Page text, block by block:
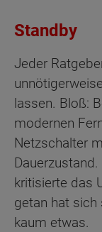
Standby
Jeder
lassen. Bloß:
modernen
Netzschalter
Dauerzustand.
kritisierte das
getan hat
kaum etwas.